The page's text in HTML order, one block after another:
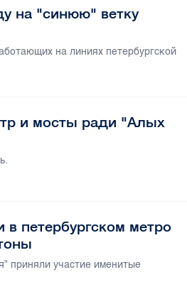
на "синюю" ветку
на линиях петербургской
и мосты ради "Алых
петербургском метро
приняли участие именитые